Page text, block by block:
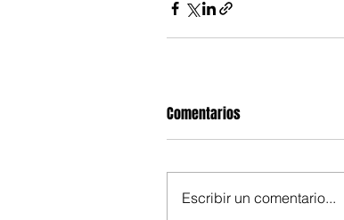
Comentarios
Escribir un comentario...